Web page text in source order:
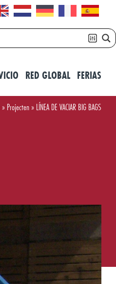
RED GLOBAL FERIAS
» Projecten» LÍNEA DE VACIAR BIG BAGS